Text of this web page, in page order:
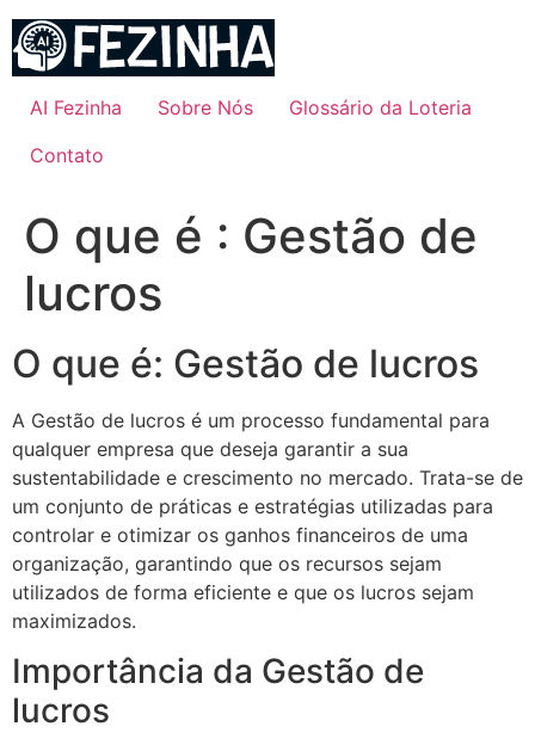
para
conteúdo
AI Fezinha Sobre Nós
Glossário da Loteria
Contato
O que é : Gestão de
lucros
O que é: Gestão de lucros
A Gestão de lucros é um processo fundamental para
qualquer empresa que deseja garantir a sua
sustentabilidade e crescimento no mercado. Trata-se de
um conjunto de práticas e estratégias utilizadas para
controlar e otimizar os ganhos financeiros de uma
organização, garantindo que os recursos sejam
utilizados de forma eficiente e que os lucros sejam
maximizados.
Importância da Gestão de
lucros